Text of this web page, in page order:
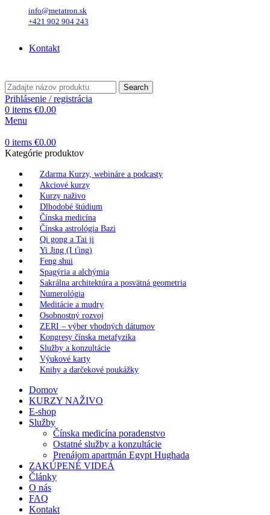
info@metatron.sk
+421 902 904 243
Kontakt
Search
Prihlásenie / registrácia
0 items €0.00
Menu
0 items €0.00
Kategórie produktov
Zdarma Kurzy, webináre a podcasty
Akciové kurzy
Kurzy naživo
Dlhodobé štúdium
Čínska medicína
Čínska astrológia Bazi
Qi gong a Tai ji
Yi Jing (I ťing)
Feng shui
Spagýria a alchýmia
Sakrálna architektúra a posvätná geometria
Numerológia
Meditácie a mudry
Osobnostný rozvoj
ZERI – výber vhodných dátumov
Kongresy čínska metafyzika
Služby a konzultácie
Výukové karty
Knihy a darčekové poukážky
Domov
KURZY NAŽIVO
E-shop
Služby
Čínska medicína poradenstvo
Ostatné služby a konzultácie
Prenájom apartmán Egypt Hughada
ZAKÚPENÉ VIDEÁ
Články
O nás
FAQ
Kontakt